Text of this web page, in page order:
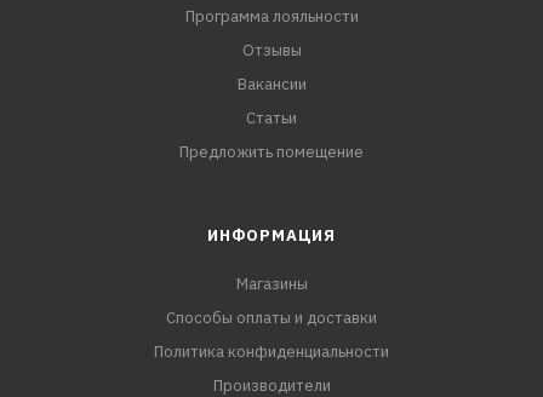
Программа лояльности
Отзывы
Вакансии
Статьи
Предложить помещение
ИНФОРМАЦИЯ
Магазины
Способы оплаты и доставки
Политика конфиденциальности
Производители